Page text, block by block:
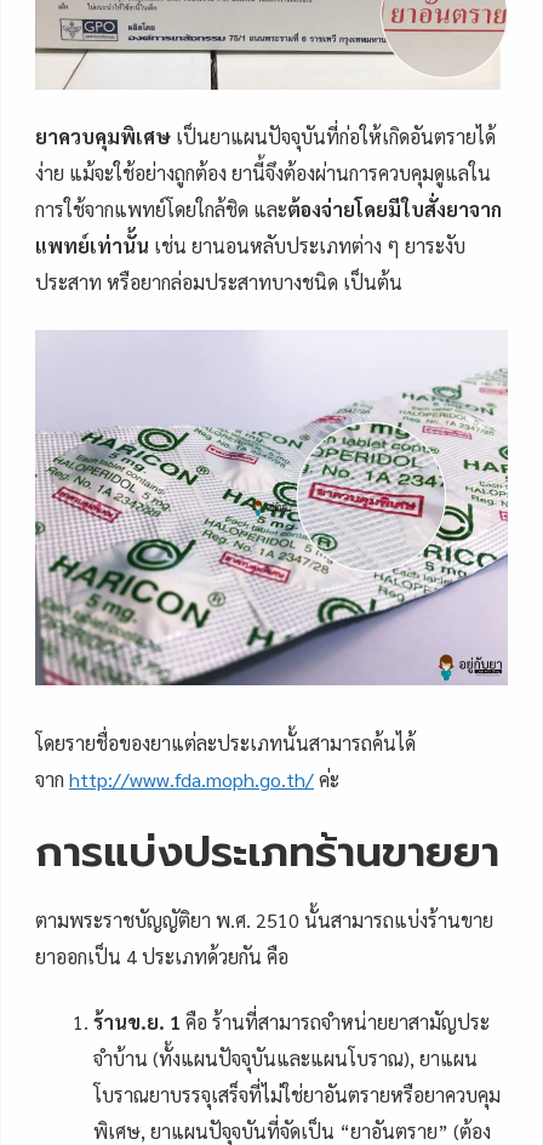
ยาควบคุมพิเศษ เป็นยาแผนปัจจุบันที่ก่อให้เกิดอันตรายได้
ง่าย แม้จะใช้อย่างถูกต้อง ยานี้จึงต้องผ่านการควบคุมดูแลใน
การใช้จากแพทย์โดยใกล้ชิด และต้องจ่ายโดยมีใบสั่งยาจาก
แพทย์เท่านั้น เช่น ยานอนหลับประเภทต่าง ๆ ยาระงับ
ประสาท หรือยากล่อมประสาทบางชนิด เป็นต้น
โดยรายชื่อของยาแต่ละประเภทนั้นสามารถค้นได้
จาก http://www.fda.moph.go.th/ค่ะ
การแบ่งประเภทร้านขายยา
ตามพระราชบัญญัติยา พ.ศ. 2510 นั้นสามารถแบ่งร้านขาย
ยาออกเป็น 4 ประเภทด้วยกัน คือ
ร้านข.ย. 1 คือ ร้านที่สามารถจำหน่ายยาสามัญประ
จําบ้าน (ทั้งแผนปัจจุบันและแผนโบราณ), ยาแผน
โบราณยาบรรจุเสร็จที่ไม่ใช่ยาอันตรายหรือยาควบคุม
พิเศษ, ยาแผนปัจุจบันที่จัดเป็น “ยาอันตราย” (ต้อง